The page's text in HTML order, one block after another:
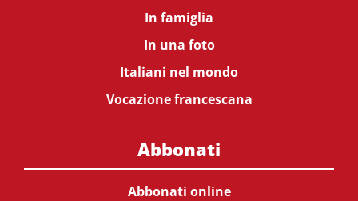
In famiglia
In una foto
Italiani nel mondo
Vocazione francescana
Abbonati
Abbonati online